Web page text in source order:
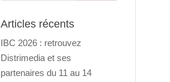
Articles récents
IBC 2026 : retrouvez
Distrimedia et ses
partenaires du 11 au 14